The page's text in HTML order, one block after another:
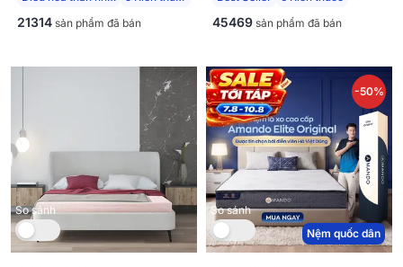
21314 sản phẩm đã bán 45469 sản phẩm đã bán
So sánh So sánh
-50%
Nệm quốc dân